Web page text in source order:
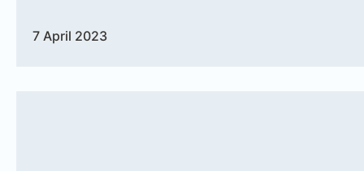
7 April 2023